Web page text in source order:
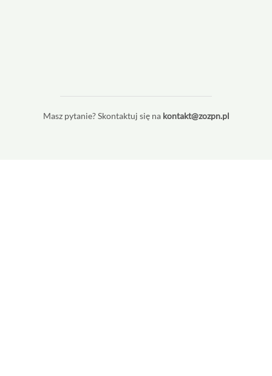
Masz pytanie? Skontaktuj się na kontakt@zozpn.pl